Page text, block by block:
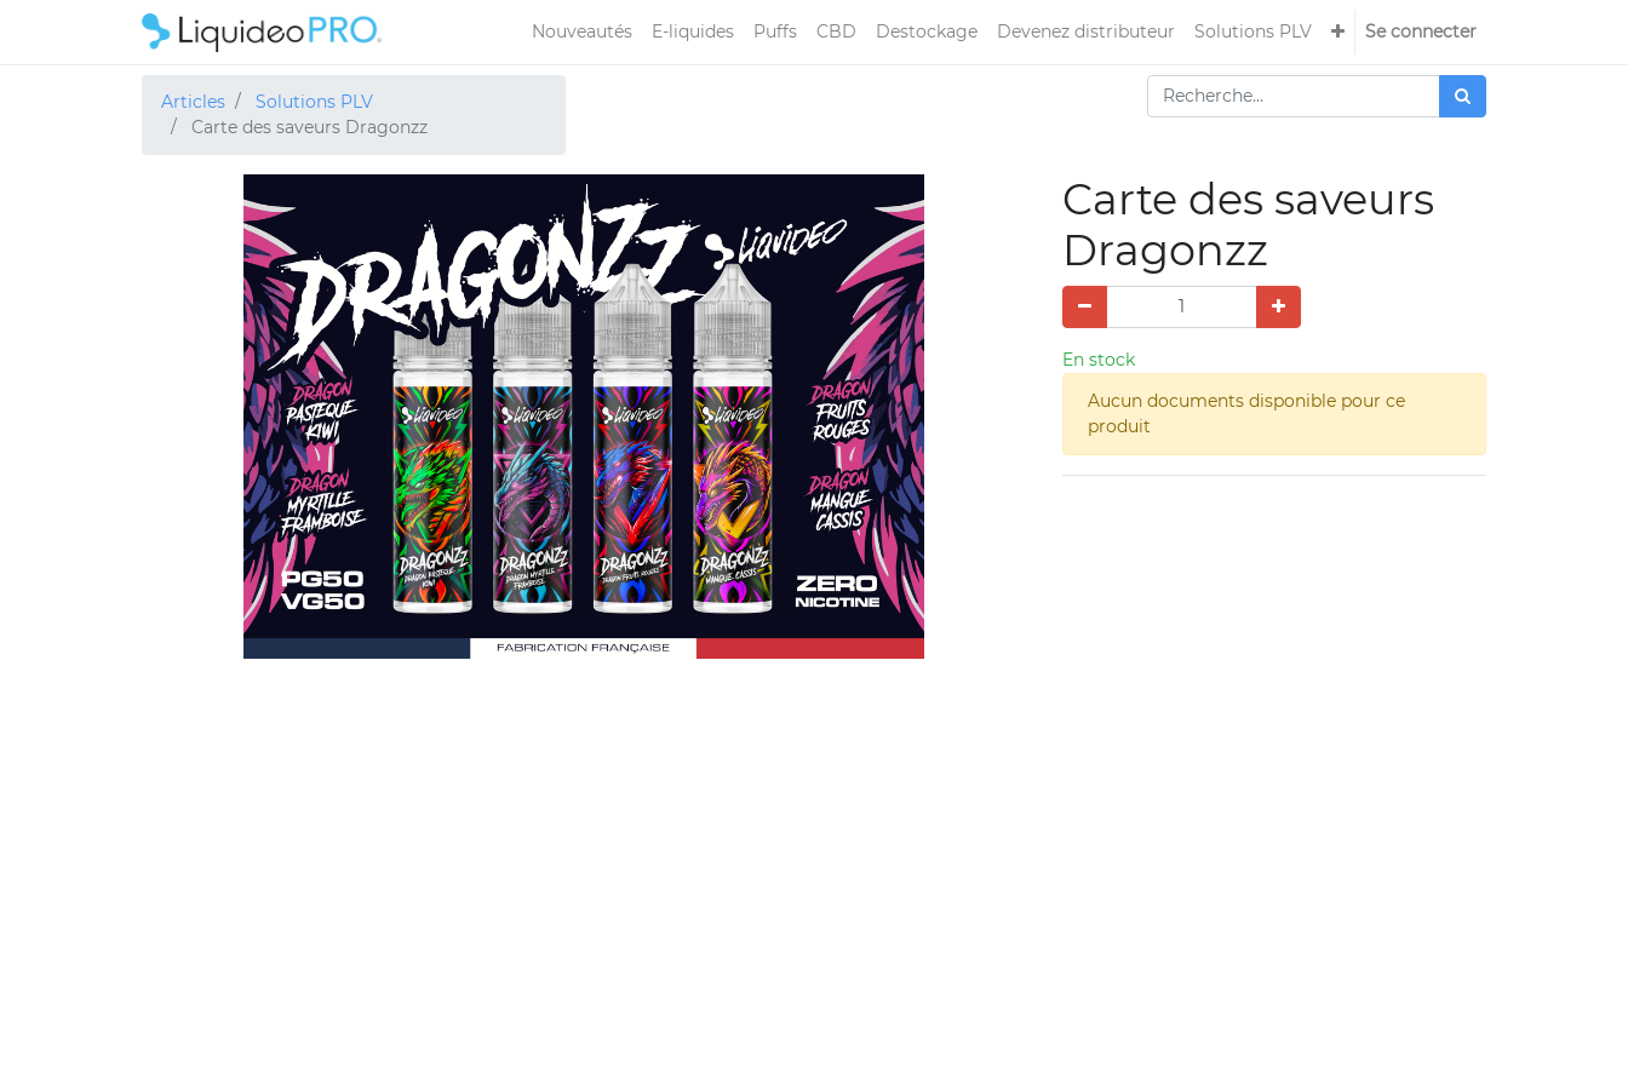
Nouveautés E-liquides Puffs CBD Destockage Devenez distributeur Solutions PLV Se connecter
Articles
Solutions PLV
Carte des saveurs Dragonzz
Carte des saveurs
Dragonzz
En stock
Aucun documents disponible pour ce
produit